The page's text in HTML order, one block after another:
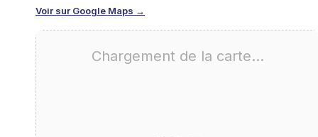
Voir sur Google Maps →
Chargement de la carte…